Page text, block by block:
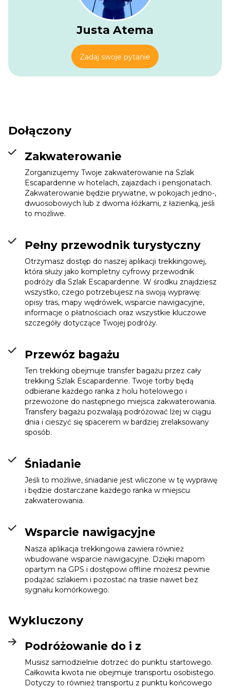
Justa Atema
Zadaj swoje pytanie
Dołączony
Zakwaterowanie
Zorganizujemy Twoje zakwaterowanie na Szlak
Escapardenne w hotelach, zajazdach i pensjonatach.
Zakwaterowanie będzie prywatne, w pokojach jedno-,
dwuosobowych lub z dwoma łóżkami, z łazienką, jeśli
to możliwe.
Pełny przewodnik turystyczny
Otrzymasz dostęp do naszej aplikacji trekkingowej,
która służy jako kompletny cyfrowy przewodnik
podróży dla Szlak Escapardenne. W środku znajdziesz
wszystko, czego potrzebujesz na swoją wyprawę:
opisy tras, mapy wędrówek, wsparcie nawigacyjne,
informacje o płatnościach oraz wszystkie kluczowe
szczegóły dotyczące Twojej podróży.
Przewóz bagażu
Ten trekking obejmuje transfer bagażu przez cały
trekking Szlak Escapardenne. Twoje torby będą
odbierane każdego ranka z holu hotelowego i
przewożone do następnego miejsca zakwaterowania.
Transfery bagażu pozwalają podróżować lżej w ciągu
dnia i cieszyć się spacerem w bardziej zrelaksowany
sposób.
Śniadanie
Jeśli to możliwe, śniadanie jest wliczone w tę wyprawę
i będzie dostarczane każdego ranka w miejscu
zakwaterowania.
Wsparcie nawigacyjne
Nasza aplikacja trekkingowa zawiera również
wbudowane wsparcie nawigacyjne. Dzięki mapom
opartym na GPS i dostępowi offline możesz pewnie
podążać szlakiem i pozostać na trasie nawet bez
sygnału komórkowego.
Wykluczony
Podróżowanie do i z
Musisz samodzielnie dotrzeć do punktu startowego.
Całkowita kwota nie obejmuje transportu osobistego.
Dotyczy to również transportu z punktu końcowego